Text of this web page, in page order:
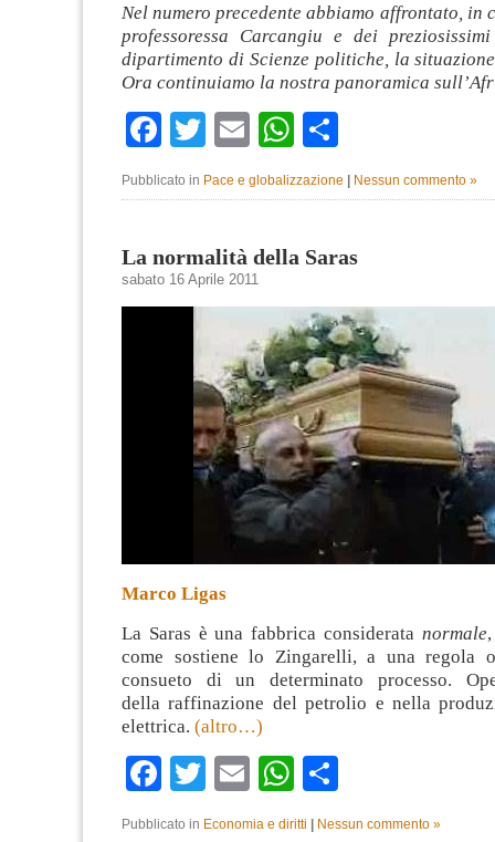
Nel numero precedente abbiamo affrontato, in
professoressa Carcangiu e dei
dipartimento di Scienze politiche, la
Ora continuiamo la nostra panoramica
Facebook
TwitterEmailWhatsApp
Pubblicato in Pace e globalizzazione | Nessun commento »
La normalità della Saras
sabato 16 Aprile 2011
Marco Ligas
La Saras è una fabbrica considerata normale
come sostiene lo Zingarelli, a una regola o
consueto di un determinato processo.
della raffinazione del petrolio e nella
elettrica. (altro…)
Facebook
TwitterEmailWhatsApp
Pubblicato in Economia e diritti Nessun commento »